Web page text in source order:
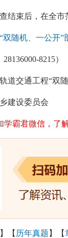
结束后，在全市
双随机、一公开
8215）
道交通工程“双
建设委员会
学霸君微信，了
】【 历年真题 】【